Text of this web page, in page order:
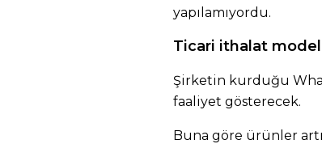
yapılamıyordu.
Ticari ithalat
Şirketin kurduğu
faaliyet gösterecek.
Buna göre ürünler